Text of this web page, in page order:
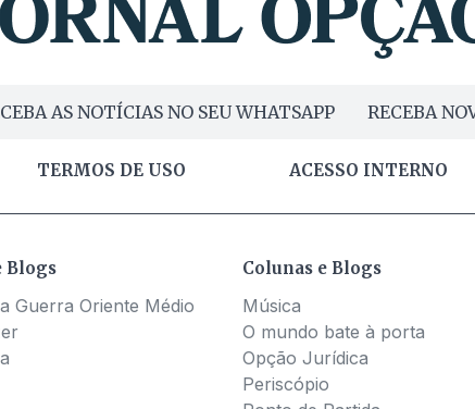
AS NOTÍCIAS NO SEU WHATSAPP RECEBA
TERMOS DE USO ACESSO INTERNO
Blogs
Guerra Oriente Médio
Colunas e Blogs
Música
O mundo bate à porta
Opção Jurídica
Periscópio